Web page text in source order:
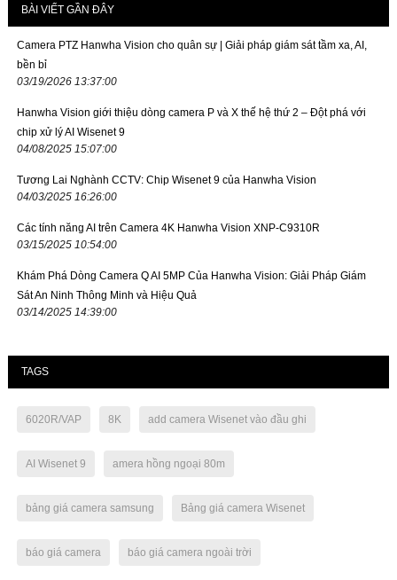
BÀI VIẾT GẦN ĐÂY
Camera PTZ Hanwha Vision cho quân sự | Giải pháp giám sát tầm xa, AI,
bền bỉ
03/19/2026 13:37:00
Hanwha Vision giới thiệu dòng camera P và X thế hệ thứ 2 – Đột phá với
chip xử lý AI Wisenet 9
04/08/2025 15:07:00
Tương Lai Nghành CCTV: Chip Wisenet 9 của Hanwha Vision
04/03/2025 16:26:00
Các tính năng AI trên Camera 4K Hanwha Vision XNP-C9310R
03/15/2025 10:54:00
Khám Phá Dòng Camera Q AI 5MP Của Hanwha Vision: Giải Pháp Giám
Sát An Ninh Thông Minh và Hiệu Quả
03/14/2025 14:39:00
TAGS
6020R/VAP 8K add camera Wisenet vào đầu ghi
AI Wisenet 9 amera hồng ngoại 80m
bảng giá camera samsung Bảng giá camera Wisenet
báo giá camera báo giá camera ngoài trời